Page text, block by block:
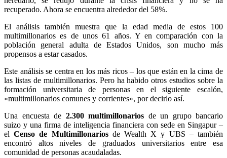
recuperado. Ahora se encuentra alrededor del 58%.
El análisis también muestra que la edad media de estos 100
multimillonarios es de unos 61 años. Y en comparación con la
población general adulta de Estados Unidos, son mucho más
propensos a estar casados.
Este análisis se centra en los más ricos – los que están en la cima de
las listas de multimillonarios. Pero ha habido otros estudios sobre la
formación universitaria de personas en el siguiente escalón,
«multimillonarios comunes y corrientes», por decirlo así.
Una encuesta de 2.300 multimillonarios de un grupo bancario
suizo y una firma de inteligencia financiera con sede en Singapur –
elCenso de Multimillonarios de Wealth X y UBS – también
encontró altos niveles de graduados universitarios entre esa
comunidad de personas acaudaladas.